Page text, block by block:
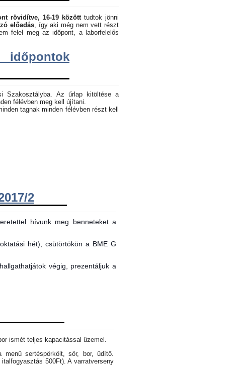
rövidítve, 16-19 között tudtok jönni
előadás , így aki még nem vett részt
felel meg az időpont, a laborfelelős
Szakosztályba. Az űrlap kitöltése a
félévben meg kell újítani.
tagnak minden félévben részt kell
2
hívunk meg benneteket a
hét), csütörtökön a BME G
végig, prezentáljuk a
ismét teljes kapacitással üzemel.
sertéspörkölt, sör, bor, üdítő.
500Ft). A varratverseny